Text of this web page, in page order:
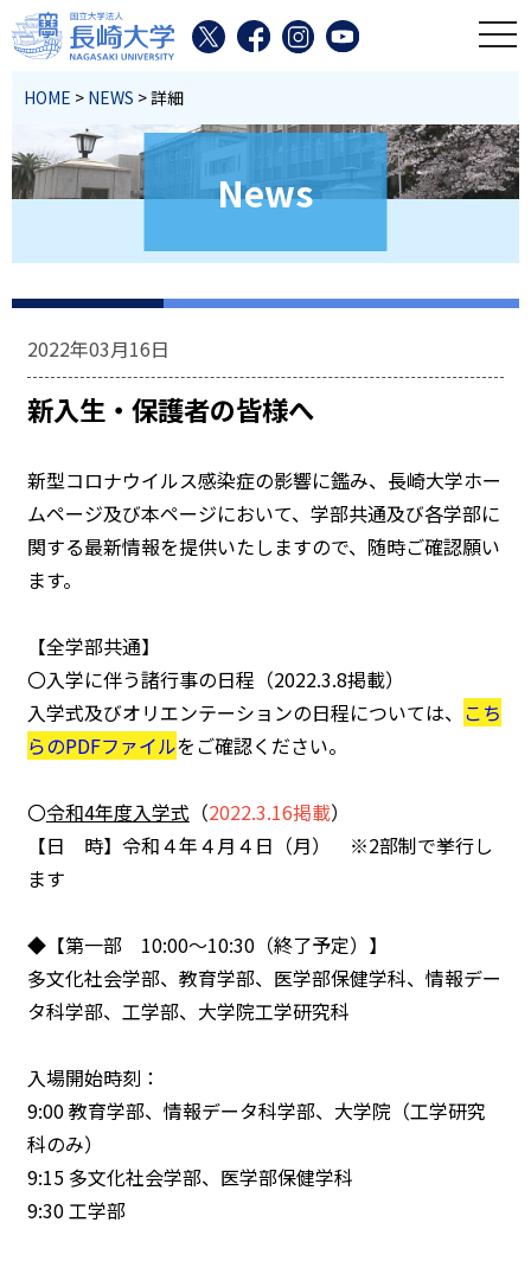
HOME > NEWS > 詳細
News
2022年03月16日
新入生・保護者の皆様へ
新型コロナウイルス感染症の影響に鑑み、長崎大学ホー
ムページ及び本ページにおいて、学部共通及び各学部に
関する最新情報を提供いたしますので、随時ご確認願い
ます。
【全学部共通】
〇入学に伴う諸行事の日程（2022.3.8掲載）
入学式及びオリエンテーションの日程については、 こち
らのPDFファイルをご確認ください。
〇令和4年度入学式 （2022.3.16掲載）
【日 時】令和４年４月４日（月） ※2部制で挙行し
ます
◆【第一部 10:00～10:30（終了予定）】
多文化社会学部、教育学部、医学部保健学科、情報デー
タ科学部、工学部、大学院工学研究科
入場開始時刻：
9:00 教育学部、情報データ科学部、大学院（工学研究
科のみ）
9:15 多文化社会学部、医学部保健学科
9:30 工学部